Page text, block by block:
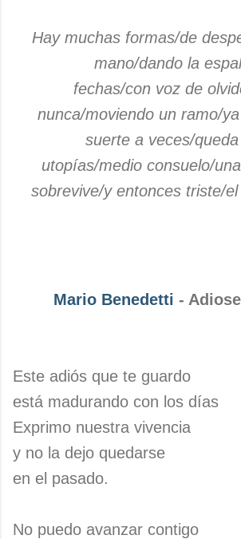
Hay muchas formas/de
mano/dando la
fechas/con voz de
nunca/moviendo un ramo/
suerte a veces/
utopías/medio consuelo/
sobrevive/y entonces triste/
Mario Benedetti -
Este adiós que te guardo
está madurando con los días
Exprimo nuestra vivencia
y no la dejo quedarse
en el pasado.
No puedo avanzar contigo